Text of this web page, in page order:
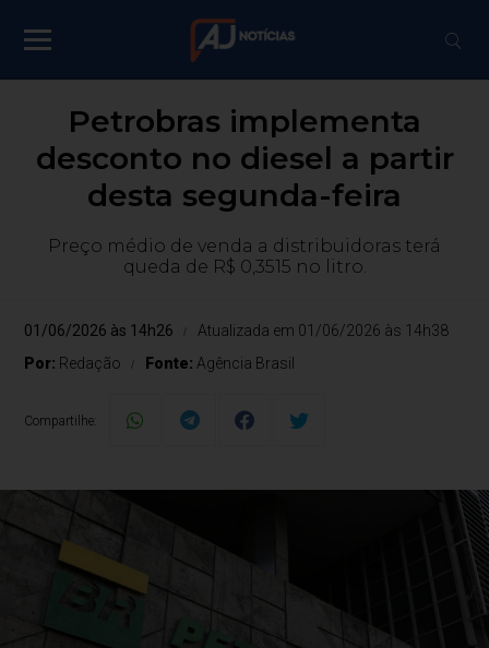
Petrobras implementa
desconto no diesel a partir
desta segunda-feira
Preço médio de venda a distribuidoras terá
queda de R$ 0,3515 no litro.
01/06/2026 às 14h26
Atualizada em 01/06/2026 às 14h38
Por: Redação Fonte: Agência Brasil
Compartilhe: